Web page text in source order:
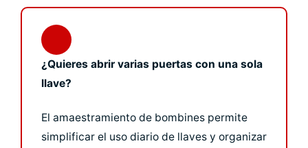
¿Quieres abrir varias puertas con una sola
llave?
El amaestramiento de bombines permite
simplificar el uso diario de llaves y organizar